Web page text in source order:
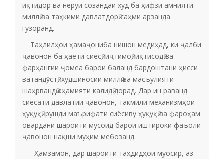
иқтидор ва неруи созандаи худ ба ҳифзи амнияти
миллӣ ва таҳкими давлатдорӣ саҳми арзанда
гузоранд.
Таҳлилҳои ҳамаҷониба нишон медиҳад, ки ҷалби
ҷавонон ба ҳаёти сиёсӣ, иҷтимоӣ, иқтисодӣ ва
фарҳангии ҷомеа барои баланд бардоштани ҳисси
ватандӯстӣ, худшиносии миллӣ ва масъулияти
шаҳрвандӣ аҳамияти калидӣ дорад. Дар ин раванд
сиёсати давлатии ҷавонон, такмили механизмҳои
ҳуқуқӣ, рушди маърифати сиёсиву ҳуқуқӣ ва фароҳам
овардани шароити мусоид барои иштироки фаъоли
ҷавонон нақши муҳим мебозанд.
Ҳамзамон, дар шароити таҳдидҳои муосир, аз